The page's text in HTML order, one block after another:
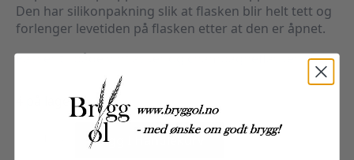
Den har silikonpakning slik at flasken blir helt tett og
forlenger levetiden på flasken etter at den er åpnet.
Passer til både vinflasker og champagneflasker
4 på lager
Legg I Handlekurv